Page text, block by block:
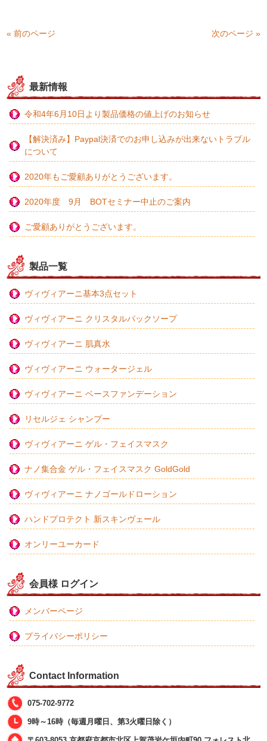
« 前のページ 次のページ »
最新情報
令和4年6月10日より製品価格の値上げのお知らせ
【解決済み】Paypal決済でのお申し込みが出来ないトラブル
について
2020年もご愛顧ありがとうございます。
2020年度 9月 BOTセミナー中止のご案内
ご愛顧ありがとうございます。
製品一覧
ヴィヴィアーニ基本3点セット
ヴィヴィアーニ クリスタルパックソープ
ヴィヴィアーニ 肌真水
ヴィヴィアーニ ウォータージェル
ヴィヴィアーニ ベースファンデーション
リセルジェ シャンプー
ヴィヴィアーニ ゲル・フェイスマスク
ナノ集合金 ゲル・フェイスマスク GoldGold
ヴィヴィアーニ ナノゴールドローション
ハンドプロテクト 新スキンヴェール
オンリーユーカード
会員様 ログイン
メンバーページ
プライバシーポリシー
Contact Information
075-702-9772
9時～16時（毎週月曜日、第3火曜日除く）